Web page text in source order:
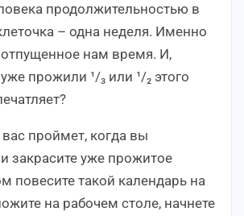
продолжительностью в
– одна неделя. Именно
нам время. И,
прожили ¹/₃ или ¹/₂ этого
проймет, когда вы
и закрасите уже прожитое
повесите такой календарь на
на рабочем столе, начнете